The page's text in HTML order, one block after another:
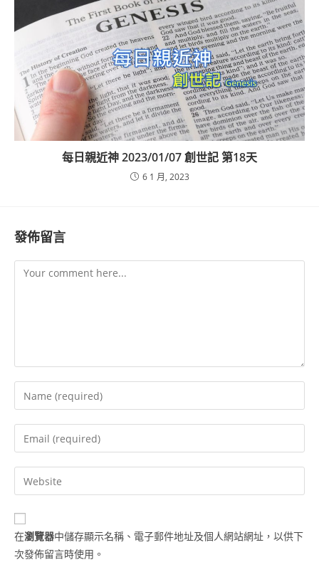
每日親近神 2023/01/07 創世記 第18天
6 1 月, 2023
發佈留言
在瀏覽器中儲存顯示名稱、電子郵件地址及個人網站網址，以供下
次發佈留言時使用。